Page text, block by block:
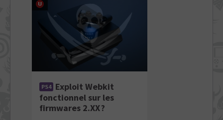
PS4 Exploit Webkit
fonctionnel sur les
firmwares 2.XX ?